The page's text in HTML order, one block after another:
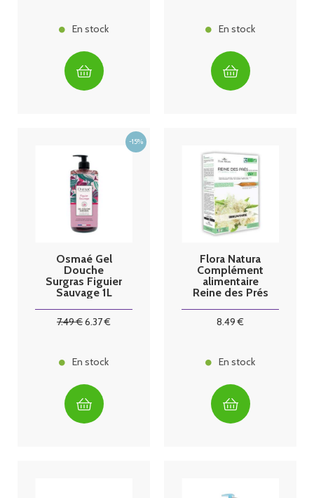
En stock En stock
Osmaé Gel
Douche
Surgras Figuier
Sauvage 1L
7.49€6.37€
En stock
Flora Natura
Complément
alimentaire
Reine des Prés
8.49 €
En stock